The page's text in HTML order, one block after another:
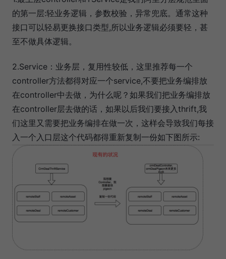
的第一层:轻业务逻辑，参数校验，异常兜底。通常这种
接口可以轻易更换接口类型,所以业务逻辑必须要轻，甚
至不做具体逻辑。
2.Service：业务层，复用性较低，这里推荐每一个
controller方法都得对应一个service,不要把业务编排放
在controller中去做，为什么呢？如果我们把业务编排放
在controller层去做的话，如果以后我们要接入thrift,我
们这里又需要把业务编排在做一次，这样会导致我们每接
入一个入口层这个代码都得重新复制一份如下图所示: